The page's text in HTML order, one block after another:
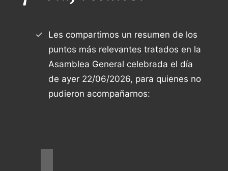
Les compartimos un resumen de los
puntos más relevantes tratados en la
Asamblea General celebrada el día
de ayer 22/06/2026, para quienes no
pudieron acompañarnos: